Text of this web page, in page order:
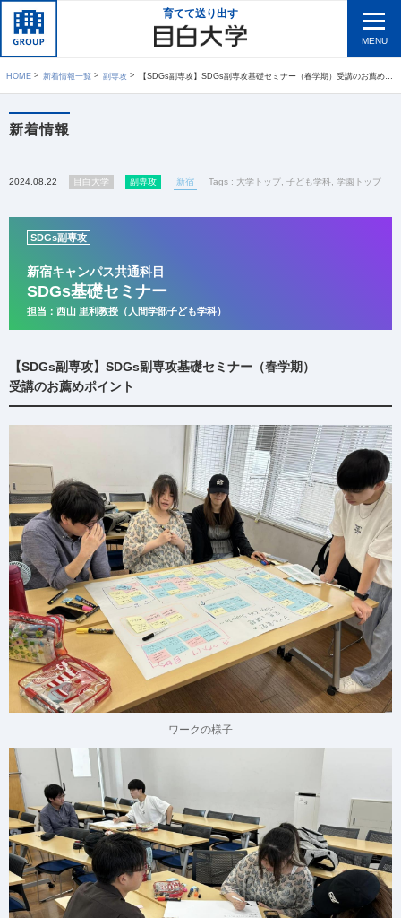
育てて送り出す
MENU
HOME 新着情報一覧 副専攻 【SDGs副専攻】SDGs副専攻基礎セミナー（春学期）受講のお薦めポイント
新着情報
2024.08.22 目白大学 副専攻 新宿 Tags : 大学トップ 子ども学科 学園トップ
SDGs副専攻
新宿キャンパス共通科目
SDGs基礎セミナー
担当：西山 里利教授（人間学部子ども学科）
【SDGs副専攻】SDGs副専攻基礎セミナー（春学期）
受講のお薦めポイント
ワークの様子